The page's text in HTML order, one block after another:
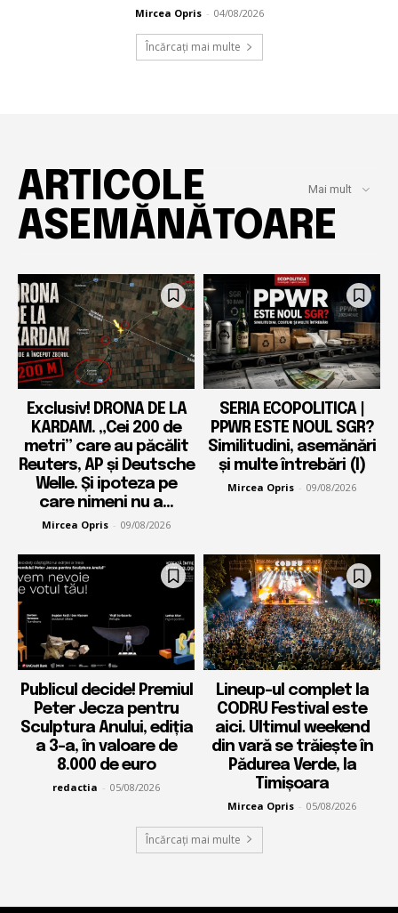
Mircea Opris - 04/08/2026
Încărcați mai multe
ARTICOLE
ASEMĂNĂTOARE
Mai mult
Exclusiv! DRONA DE LA
KARDAM. „Cei 200 de
metri” care au păcălit
Reuters, AP și Deutsche
Welle. Și ipoteza pe
care nimeni nu a...
Mircea Opris - 09/08/2026
SERIA ECOPOLITICA |
PPWR ESTE NOUL SGR?
Similitudini, asemănări
și multe întrebări (I)
Mircea Opris - 09/08/2026
Publicul decide! Premiul
Peter Jecza pentru
Sculptura Anului, ediția
a 3-a, în valoare de
8.000 de euro
redactia - 05/08/2026
Lineup-ul complet la
CODRU Festival este
aici. Ultimul weekend
din vară se trăiește în
Pădurea Verde, la
Timișoara
Mircea Opris - 05/08/2026
Încărcați mai multe